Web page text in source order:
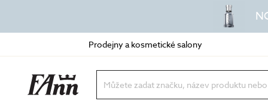
Prodejny a kosmetické salony